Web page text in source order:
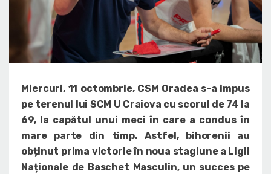
Miercuri, 11 octombrie, CSM Oradea s-a impus
pe terenul lui SCM U Craiova cu scorul de 74 la
69, la capătul unui meci în care a condus în
mare parte din timp. Astfel, bihorenii au
obținut prima victorie în noua stagiune a Ligii
Naționale de Baschet Masculin, un succes pe